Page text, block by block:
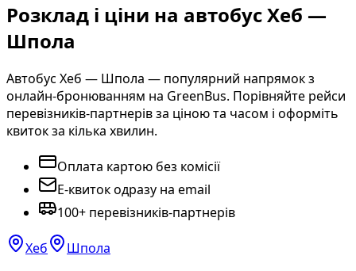
Розклад і ціни на автобус Хеб —
Шпола
Автобус Хеб — Шпола — популярний напрямок з
онлайн-бронюванням на GreenBus. Порівняйте рейси
перевізників-партнерів за ціною та часом і оформіть
квиток за кілька хвилин.
Оплата картою без комісії
E-квиток одразу на email
100+ перевізників-партнерів
Хеб Шпола